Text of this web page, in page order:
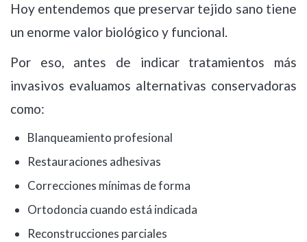
Hoy entendemos que preservar tejido sano tiene
un enorme valor biológico y funcional.
Por eso, antes de indicar tratamientos más
invasivos evaluamos alternativas conservadoras
como:
Blanqueamiento profesional
Restauraciones adhesivas
Correcciones mínimas de forma
Ortodoncia cuando está indicada
Reconstrucciones parciales